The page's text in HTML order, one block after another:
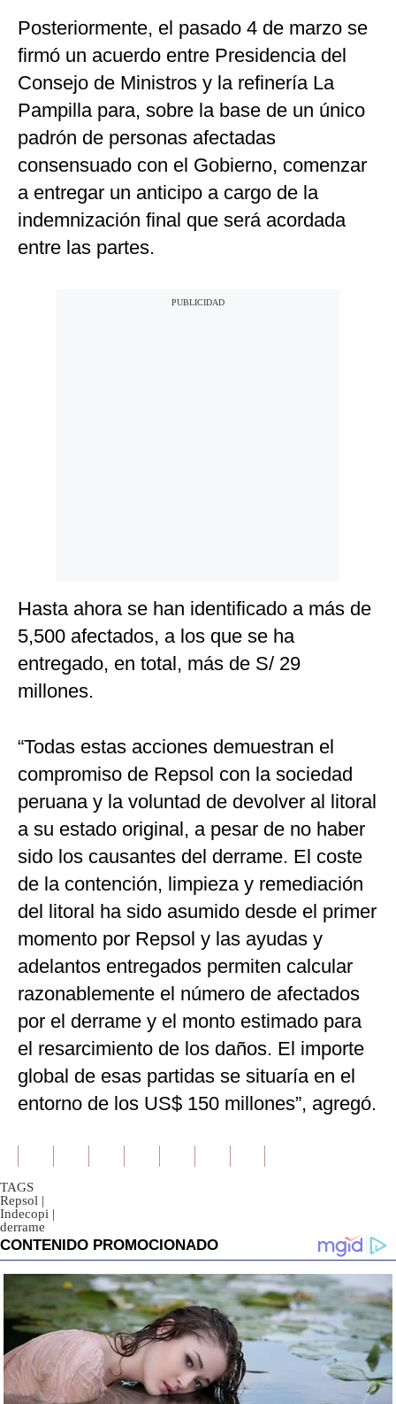
Posteriormente, el pasado 4 de marzo se
firmó un acuerdo entre Presidencia del
Consejo de Ministros y la refinería La
Pampilla para, sobre la base de un único
padrón de personas afectadas
consensuado con el Gobierno, comenzar
a entregar un anticipo a cargo de la
indemnización final que será acordada
entre las partes.
Hasta ahora se han identificado a más de
5,500 afectados, a los que se ha
entregado, en total, más de S/ 29
millones.
“Todas estas acciones demuestran el
compromiso de Repsol con la sociedad
peruana y la voluntad de devolver al litoral
a su estado original, a pesar de no haber
sido los causantes del derrame. El coste
de la contención, limpieza y remediación
del litoral ha sido asumido desde el primer
momento por Repsol y las ayudas y
adelantos entregados permiten calcular
razonablemente el número de afectados
por el derrame y el monto estimado para
el resarcimiento de los daños. El importe
global de esas partidas se situaría en el
entorno de los US$ 150 millones”, agregó.
TAGS
Repsol |
Indecopi |
derrame